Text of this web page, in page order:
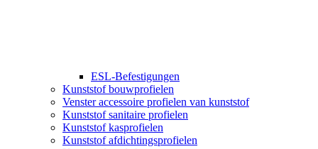
ESL-Befestigungen
Kunststof bouwprofielen
Venster accessoire profielen van kunststof
Kunststof sanitaire profielen
Kunststof kasprofielen
Kunststof afdichtingsprofielen